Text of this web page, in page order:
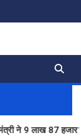
87 हजार17 पेंशन